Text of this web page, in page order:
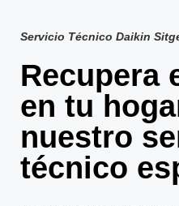
Servicio Técnico Daikin
Recupera
en tu
nuestro
técnico